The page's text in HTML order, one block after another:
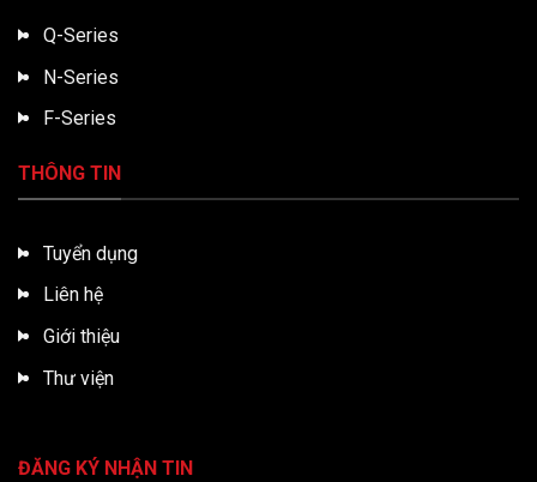
Q-Series
N-Series
F-Series
THÔNG TIN
Tuyển dụng
Liên hệ
Giới thiệu
Thư viện
ĐĂNG KÝ NHẬN TIN